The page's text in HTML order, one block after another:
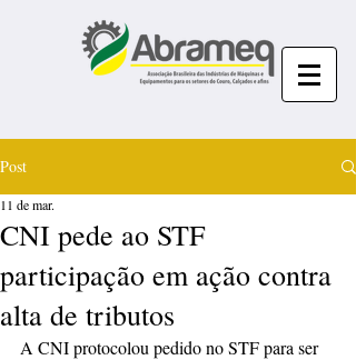
Post
CNI pede ao STF
participação em ação contra
alta de tributos
11 de mar.
A CNI protocolou pedido no STF para ser